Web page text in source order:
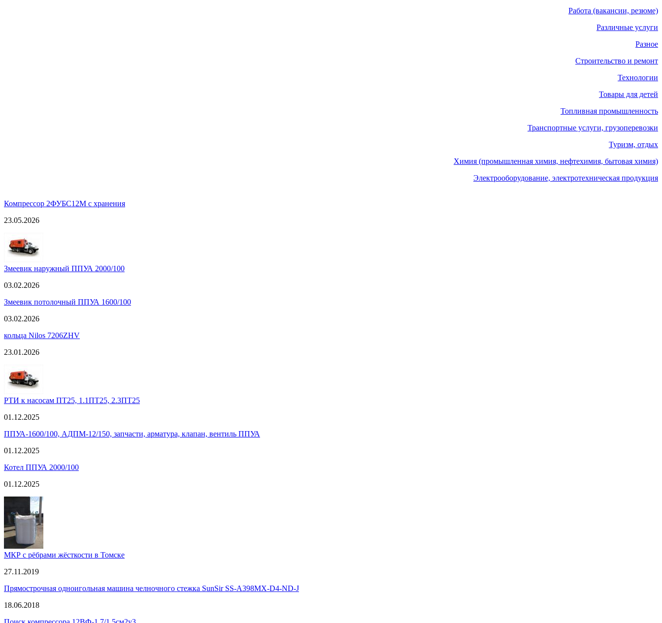
Работа (вакансии, резюме)
Различные услуги
Разное
Строительство и ремонт
Технологии
Товары для детей
Топливная промышленность
Транспортные услуги, грузоперевозки
Туризм, отдых
Химия (промышленная химия, нефтехимия, бытовая химия)
Электрооборудование, электротехническая продукция
Компрессор 2ФУБС12М с хранения
23.05.2026
Змеевик наружный ППУА 2000/100
03.02.2026
Змеевик потолочный ППУА 1600/100
03.02.2026
кольца Nilos 7206ZHV
23.01.2026
РТИ к насосам ПТ25, 1.1ПТ25, 2.3ПТ25
01.12.2025
ППУА-1600/100, АДПМ-12/150, запчасти, арматура, клапан, вентиль ППУА
01.12.2025
Котел ППУА 2000/100
01.12.2025
МКР с рёбрами жёсткости в Томске
27.11.2019
Прямострочная одноигольная машина челночного стежка SunSir SS-A398MX-D4-ND-J
18.06.2018